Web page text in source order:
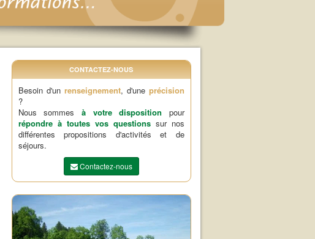
CONTACTEZ-NOUS
Besoin d'un renseignement, d'une précision
?
Nous sommes à votre disposition pour
répondre à toutes vos questionssur nos
différentes propositions d'activités et de
séjours.
Contactez-nous